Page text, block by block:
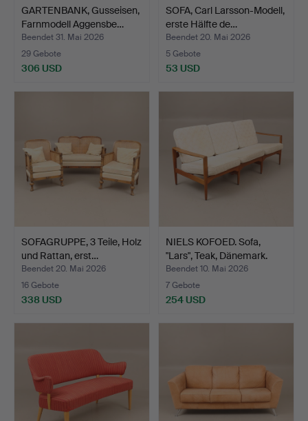
GARTENBANK, Gusseisen,
Farnmodell Aggensbe…
Beendet 31. Mai 2026
29 Gebote
306 USD
SOFA, Carl Larsson-Modell,
erste Hälfte de…
Beendet 20. Mai 2026
5 Gebote
53 USD
SOFAGRUPPE, 3 Teile, Holz
und Rattan, erst…
Beendet 20. Mai 2026
16 Gebote
338 USD
NIELS KOFOED. Sofa,
"Lars", Teak, Dänemark.
Beendet 10. Mai 2026
7 Gebote
254 USD